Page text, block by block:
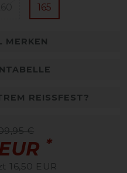
165
MERKEN
REISSFEST?
€
*
16,50 EUR